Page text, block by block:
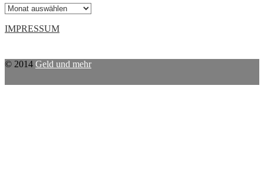
Archiv
IMPRESSUM
© 2014 Geld und mehr